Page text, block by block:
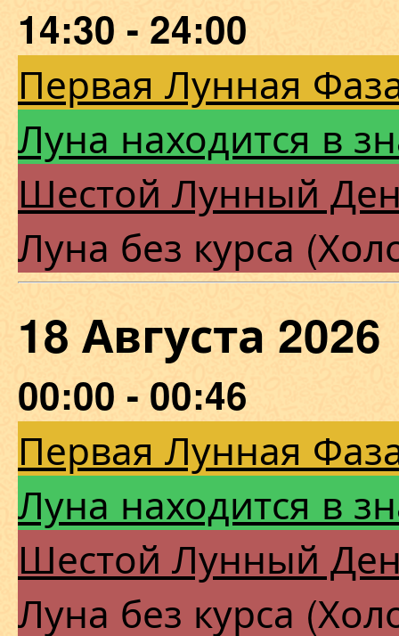
14:30 - 24:00
Первая Лунная
Луна находится в
Шестой Лунный
Луна без курса
18 Августа
00:00 - 00:46
Первая Лунная
Луна находится в
Шестой Лунный
Луна без курса